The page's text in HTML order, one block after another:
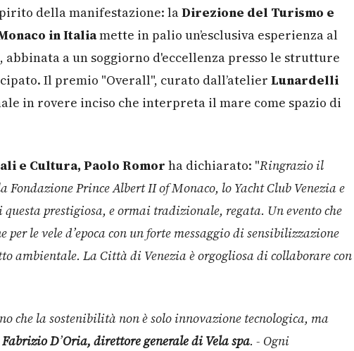
della manifestazione: laDirezione del Turismo e
in Italiamette in palio un’esclusiva esperienza al
, abbinata a un soggiorno d'eccellenza presso le strutture
Il premio "Overall", curato dall’atelier Lunardelli
in rovere inciso che interpreta il mare come spazio di
e Cultura, Paolo Romor ha dichiarato: "Ringrazio il
Prince Albert II of Monaco, lo Yacht Club Venezia e
prestigiosa, e ormai tradizionale, regata. Un evento che
le vele d’epoca con un forte messaggio di sensibilizzazione
ambientale. La Città di Venezia è orgogliosa di collaborare con
che la sostenibilità non è solo innovazione tecnologica, ma
Fabrizio D’Oria, direttore generale di Vela spa. - Ogni